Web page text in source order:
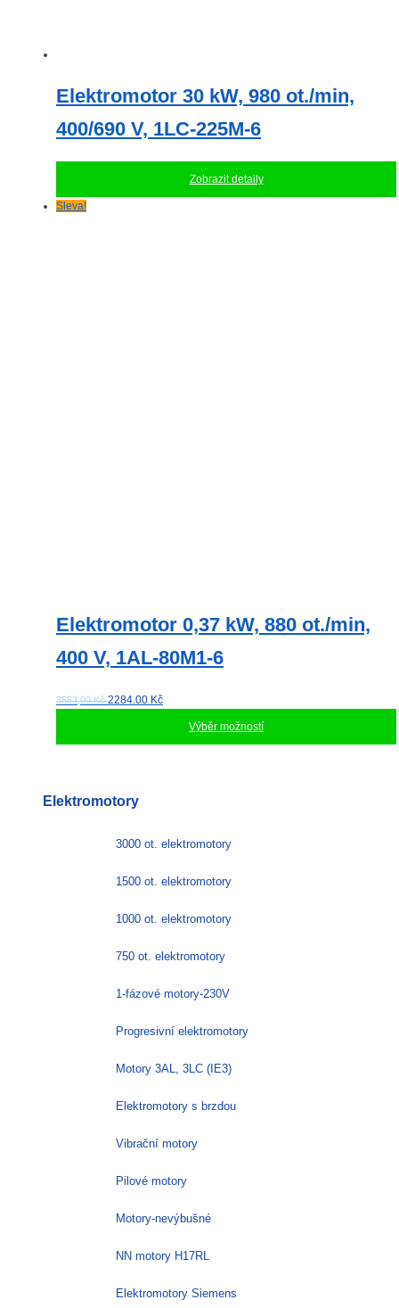
Elektromotor 30 kW, 980 ot./min,
400/690 V, 1LC-225M-6
Zobrazit detaily
Sleva!
Elektromotor 0,37 kW, 880 ot./min,
400 V, 1AL-80M1-6
3553,00 Kč2284.00 Kč
Výběr možností
více
Elektromotory
3000 ot. elektromotory
1500 ot. elektromotory
1000 ot. elektromotory
750 ot. elektromotory
1-fázové motory-230V
Progresivní elektromotory
Motory 3AL, 3LC (IE3)
Elektromotory s brzdou
Vibrační motory
Pilové motory
Motory-nevýbušné
NN motory H17RL
Elektromotory Siemens